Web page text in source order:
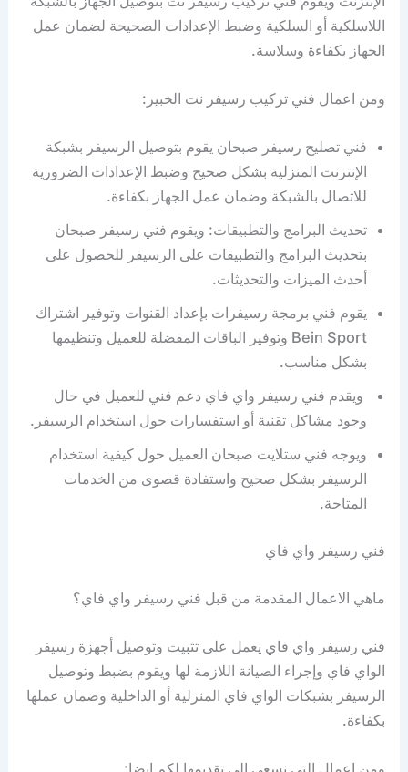
اللاسلكية أو السلكية وضبط الإعدادات الصحيحة لضمان عمل
الجهاز بكفاءة وسلاسة.
ومن اعمال فني ترکیب رسيفر نت الخبير:
فني تصليح رسيفر صبحان يقوم بتوصيل الرسيفر بشبكة
الإنترنت المنزلية بشكل صحيح وضبط الإعدادات الضرورية
للاتصال بالشبكة وضمان عمل الجهاز بكفاءة.
تحديث البرامج والتطبيقات: ويقوم فني رسيفر صبحان
بتحديث البرامج والتطبيقات على الرسيفر للحصول على
أحدث الميزات والتحديثات.
يقوم فني برمجة رسيفرات بإعداد القنوات وتوفير اشتراك
Bein Sport وتوفير الباقات المفضلة للعميل وتنظيمها
بشكل مناسب.
ويقدم فني رسيفر واي فاي دعم فني للعميل في حال
وجود مشاكل تقنية أو استفسارات حول استخدام الرسيفر.
ويوجه فني ستلايت صبحان العميل حول كيفية استخدام
الرسيفر بشكل صحيح واستفادة قصوى من الخدمات
المتاحة.
فني رسيفر واي فاي
ماهي الاعمال المقدمة من قبل فني رسيفر واي فاي؟
فني رسيفر واي فاي يعمل على تثبيت وتوصيل أجهزة رسيفر
الواي فاي وإجراء الصيانة اللازمة لها ويقوم بضبط وتوصيل
الرسيفر بشبكات الواي فاي المنزلية أو الداخلية وضمان عملها
بكفاءة.